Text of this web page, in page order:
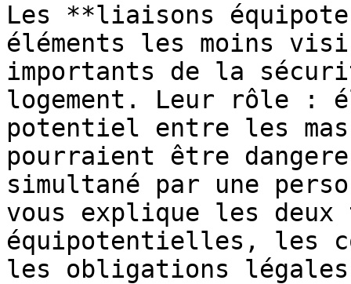
Les **liaisons
éléments les moins
importants de la
logement. Leur rôle :
potentiel entre les
pourraient être
simultané par une
vous explique les
équipotentielles, les
les obligations